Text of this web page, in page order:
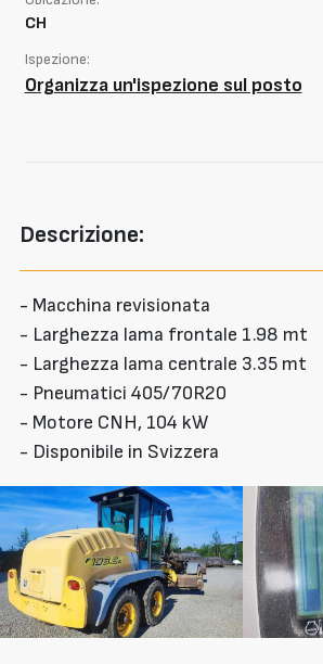
Descrizione:
- Macchina revisionata
- Larghezza lama frontale 1.98 mt
- Larghezza lama centrale 3.35 mt
- Pneumatici 405/70R20
- Motore CNH, 104 kW
- Disponibile in Svizzera
CH
Ispezione:
Organizza un'ispezione sul posto